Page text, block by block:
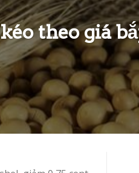
theo giá